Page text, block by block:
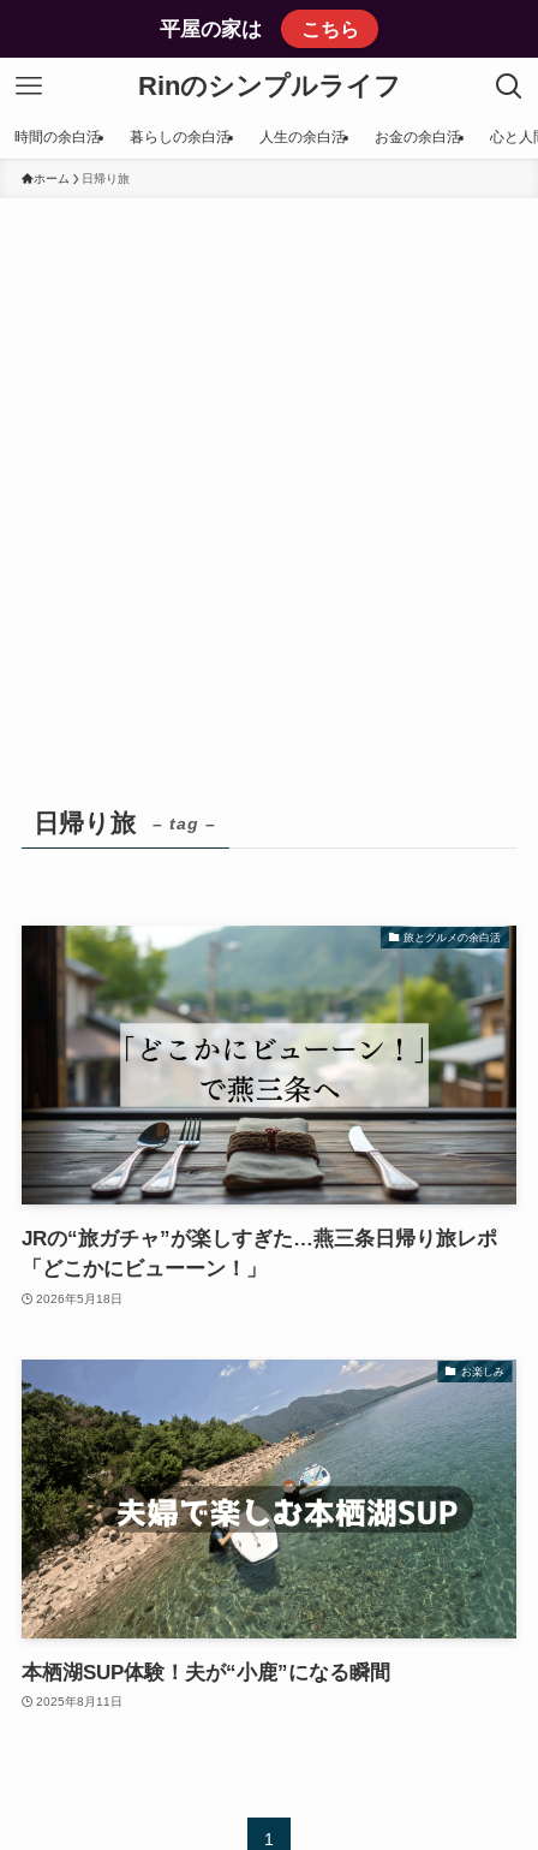
平屋の家は こちら
Rinのシンプルライフ
時間の余白活 暮らしの余白活 人生の余白活 お金の余白活 心と人
ホーム 日帰り旅
日帰り旅 – tag –
旅とグルメの余白活
JRの“旅ガチャ”が楽しすぎた…燕三条日帰り旅レポ
「どこかにビューーン！」
2026年5月18日
お楽しみ
本栖湖SUP体験！夫が“小鹿”になる瞬間
2025年8月11日
1